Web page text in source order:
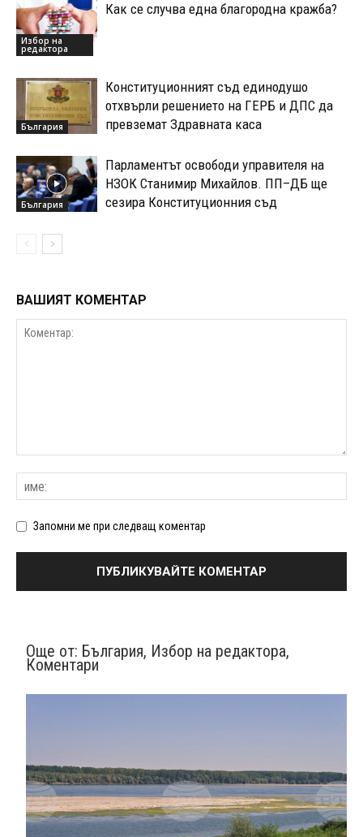
Избор на
редактора
Как се случва една благородна кражба?
България
Конституционният съд единодушо
отхвърли решението на ГЕРБ и ДПС да
превземат Здравната каса
България
Парламентът освободи управителя на
НЗОК Станимир Михайлов. ПП–ДБ ще
сезира Конституционния съд
ВАШИЯТ КОМЕНТАР
Запомни ме при следващ коментар
Още от: България, Избор на редактора,
Коментари